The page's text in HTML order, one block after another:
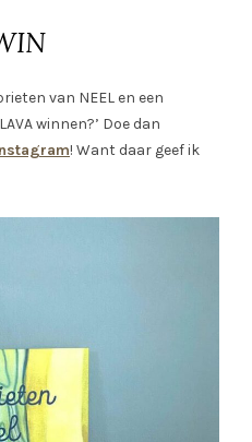
van NEEL en een
winnen?’ Doe dan
! Want daar geef ik